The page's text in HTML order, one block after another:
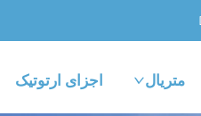
متریال اجزای ارتوتیک